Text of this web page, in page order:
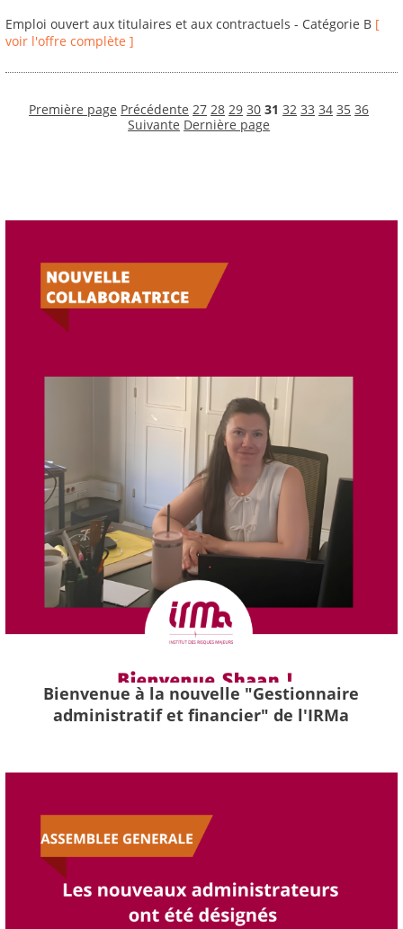
Emploi ouvert aux titulaires et aux contractuels - Catégorie B [
voir l'offre complète ]
Première page Précédente 27 28 29 30 31 32 33 34 35 36
Suivante Dernière page
Bienvenue à la nouvelle "Gestionnaire
administratif et financier" de l'IRMa